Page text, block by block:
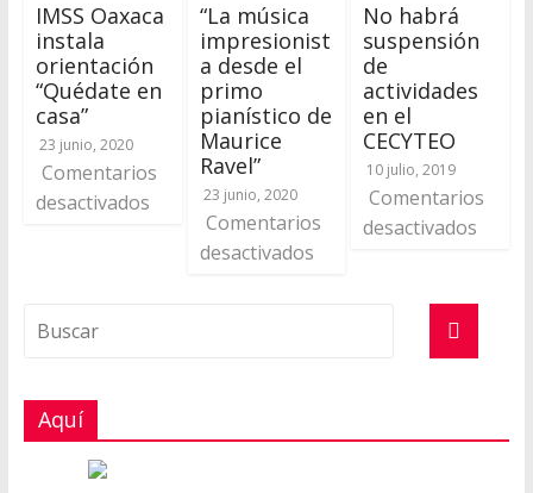
IMSS Oaxaca
instala
orientación
“Quédate en
casa”
23 junio, 2020
Comentarios
desactivados
“La música
impresionist
a desde el
primo
pianístico de
Maurice
Ravel”
23 junio, 2020
Comentarios
desactivados
No habrá
suspensión
de
actividades
en el
CECYTEO
10 julio, 2019
Comentarios
desactivados
Aquí